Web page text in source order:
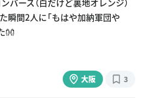
ース（白だけど裏地オレンジ）
瞬間2人に「もはや加納軍団や
👐
大阪 3